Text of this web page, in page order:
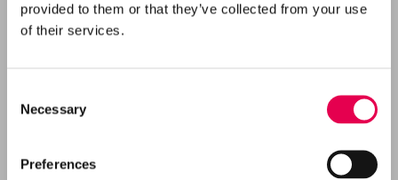
provided to them or that they’ve collected from your use
of their services.
Selection
Necessary
Preferences